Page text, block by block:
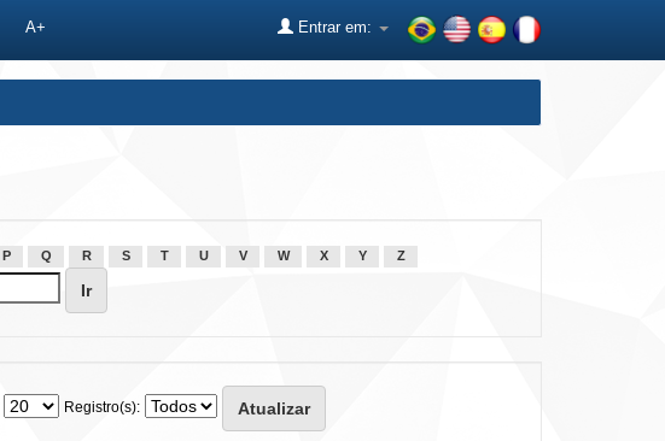
A+ Entrar em:
P Q R S T U V W X Y Z
Registro(s):